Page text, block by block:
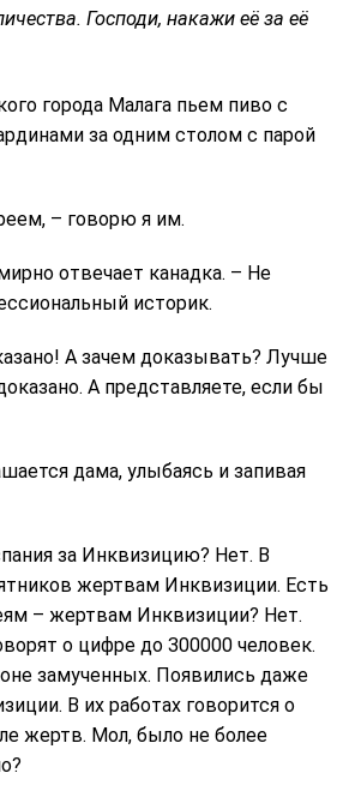
Господи, накажи её за её
города Малага пьем пиво с
за одним столом с парой
– говорю я им.
отвечает канадка. – Не
историк.
А зачем доказывать? Лучше
А представляете, если бы
дама, улыбаясь и запивая
за Инквизицию? Нет. В
жертвам Инквизиции. Есть
– жертвам Инквизиции? Нет.
о цифре до 300000 человек.
замученных. Появились даже
В их работах говорится о
жертв. Мол, было не более